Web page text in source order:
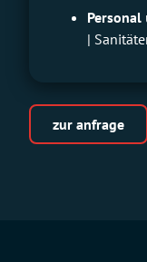
Personal
|
zur anfrage